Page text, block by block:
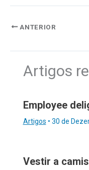
ANTERIOR
Artigos
Employee
Artigos • 30 de
Vestir a